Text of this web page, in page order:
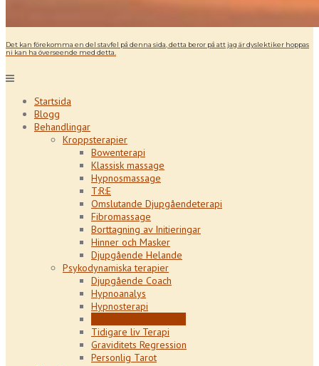
Det kan förekomma en del stavfel på denna sida, detta beror på att jag är dyslektiker hoppas
ni kan ha överseende med detta.
Startsida
Blogg
Behandlingar
Kroppsterapier
Bowenterapi
Klassisk massage
Hypnosmassage
T:R:E
Omslutande Djupgåendeterapi
Fibromassage
Borttagning av Initieringar
Hinner och Masker
Djupgående Helande
Psykodynamiska terapier
Djupgående Coach
Hypnoanalys
Hypnosterapi
Tidigare liv Terapi
Graviditets Regression
Personlig Tarot